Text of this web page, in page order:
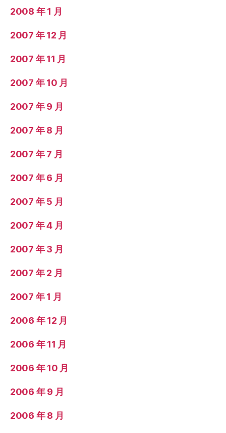
2008 年 1 月
2007 年 12 月
2007 年 11 月
2007 年 10 月
2007 年 9 月
2007 年 8 月
2007 年 7 月
2007 年 6 月
2007 年 5 月
2007 年 4 月
2007 年 3 月
2007 年 2 月
2007 年 1 月
2006 年 12 月
2006 年 11 月
2006 年 10 月
2006 年 9 月
2006 年 8 月